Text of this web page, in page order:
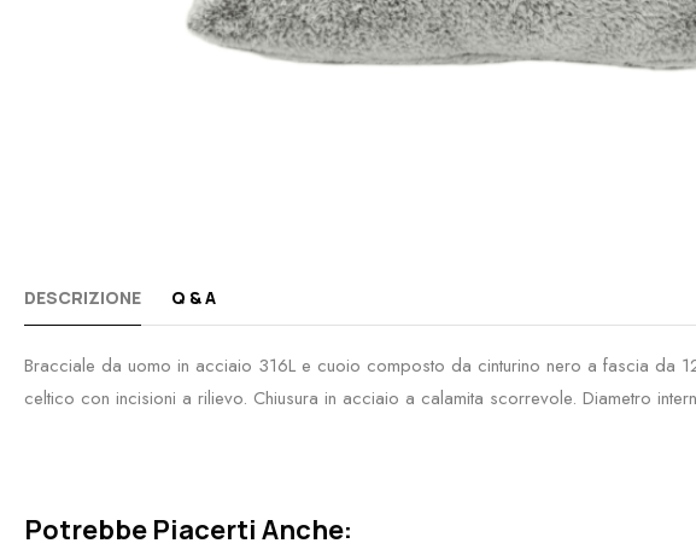
DESCRIZIONE Q & A
Bracciale da uomo in acciaio 316L e cuoio composto da cinturino nero a fascia da
celtico con incisioni a rilievo. Chiusura in acciaio a calamita scorrevole. Diametro
Potrebbe Piacerti Anche: